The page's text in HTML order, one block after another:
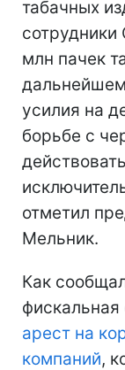
табачных
млн пачек
усилия на
борьбе с
отметил
Мельник.
Как
арест на
компаний,